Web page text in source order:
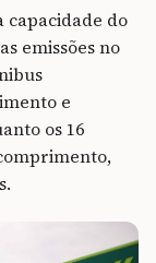
capacidade do
emissões no
e
os 16